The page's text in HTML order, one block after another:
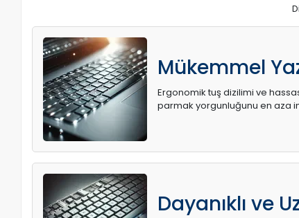
Mükemmel
Ergonomik tuş dizilimi ve
parmak yorgunluğunu en aza
Dayanıklı ve